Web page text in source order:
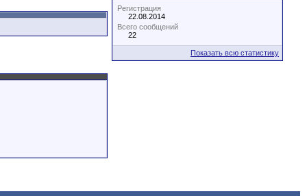
Регистрация
22.08.2014
Всего сообщений
22
Показать всю статистику